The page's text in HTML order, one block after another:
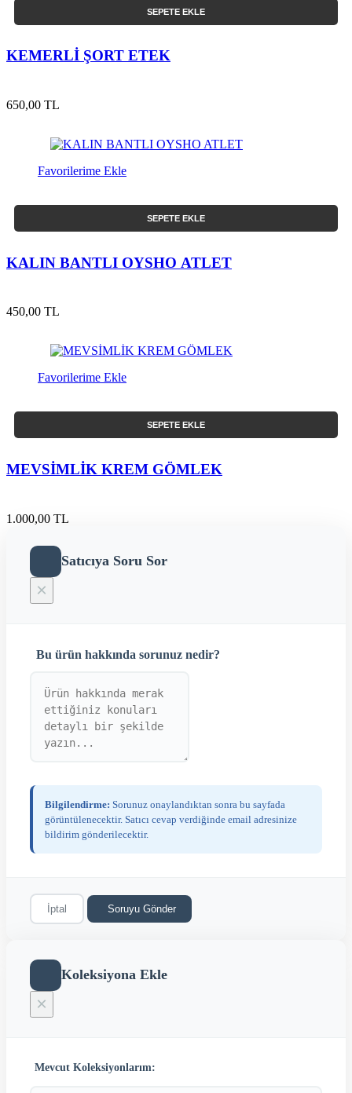
SEPETE EKLE
KEMERLİ ŞORT ETEK
650,00 TL
Favorilerime Ekle
SEPETE EKLE
KALIN BANTLI OYSHO ATLET
450,00 TL
Favorilerime Ekle
SEPETE EKLE
MEVSİMLİK KREM GÖMLEK
1.000,00 TL
Satıcıya Soru Sor
×
Bu ürün hakkında sorunuz nedir?
Bilgilendirme: Sorunuz onaylandıktan sonra bu sayfada
görüntülenecektir. Satıcı cevap verdiğinde email adresinize
bildirim gönderilecektir.
İptal Soruyu Gönder
Koleksiyona Ekle
×
Mevcut Koleksiyonlarım: